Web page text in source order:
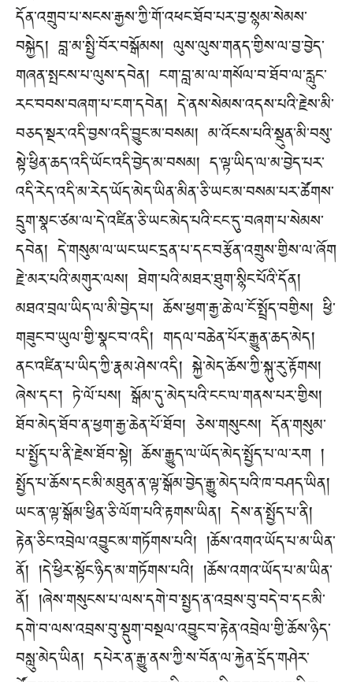
དོན་འགྲུབ་པ་སངས་རྒྱས་ཀྱི་གོ་འཕང་ཐོབ་པར་བྱ་སྙམ་སེམས་
བསྐྱེད། བླ་མ་སྤྱི་བོར་བསྒོམས། ལུས་ལུས་གནད་གྱིས་ལ་བྱ་བྱེད་
གཞན་སྤངས་པ་ལུས་དབེན། ངག་བླ་མ་ལ་གསོལ་བ་ཐོབ་ལ་རླུང་
རང་བབས་བཞག་པ་ངག་དབེན། དེ་ནས་སེམས་འདས་པའི་རྗེས་མི་
བཅད་སྔར་འདི་བྱས་འདི་བྱུང་མ་བསམ། མ་འོངས་པའི་སྔུན་མི་བསུ་
སྟེ་ཕྱིན་ཆད་འདི་ཡོང་འདི་བྱེད་མ་བསམ། ད་ལྟ་ཡིད་ལ་མ་བྱེད་པར་
འདི་རེད་འདི་མ་རེད་ཡོད་མེད་ཡིན་མིན་ཅི་ཡང་མ་བསམ་པར་ཚོགས་
དྲུག་སྣང་ཙམ་ལ་དེ་འཛིན་ཅི་ཡང་མེད་པའི་ངང་དུ་བཞག་པ་སེམས་
དབེན། དེ་གསུམ་ལ་ཡང་ཡང་དྲན་པ་དང་བརྩོན་འགྲུས་གྱིས་ལ་ཞོག
རྗེ་མར་པའི་མགུར་ལས། ཐེག་པའི་མཐར་ཐུག་སྙིང་པོའི་དོན།
མཐའ་བྲལ་ཡིད་ལ་མི་བྱེད་པ། ཆོས་ཕྱག་རྒྱ་ཆེ་ལ་ངོ་སྤྲོད་བགྱིས། ཕྱི་
གཟུང་བ་ཡུལ་གྱི་སྣང་བ་འདི། གདལ་བཆེན་པོར་རྒྱུན་ཆད་མེད།
ནང་འཛིན་པ་ཡིད་ཀྱི་རྣམ་ཤེས་འདི། སྐྱེ་མེད་ཆོས་ཀྱི་སྐུ་རུ་རྟོགས།
ཞེས་དང་། ཏེ་ལོ་པས། སྒོམ་དུ་མེད་པའི་ངང་ལ་གནས་པར་གྱིས།
ཐོབ་མེད་ཐོབ་ན་ཕྱག་རྒྱ་ཆེན་པོ་ཐོབ། ཅེས་གསུངས། དོན་གསུམ་
པ་སྤྱོད་པ་ནི་རྗེས་ཐོབ་སྟེ། ཆོས་རྒྱུད་ལ་ཡོད་མེད་སྤྱོད་པ་ལ་རག །
སྤྱོད་པ་ཆོས་དང་མི་མཐུན་ན་ལྟ་སྒོམ་བྱེད་རྒྱུ་མེད་པའི་ཁ་བཤད་ཡིན།
ཡང་ན་ལྟ་སྒོམ་ཕྱིན་ཅི་ལོག་པའི་རྟགས་ཡིན། དེས་ན་སྤྱོད་པ་ནི།
རྟེན་ཅིང་འབྲེལ་འབྱུང་མ་གཏོགས་པའི། །ཆོས་འགའ་ཡོད་པ་མ་ཡིན་
ནོ། །དེ་ཕྱིར་སྟོང་ཉིད་མ་གཏོགས་པའི། །ཆོས་འགའ་ཡོད་པ་མ་ཡིན་
ནོ། །ཞེས་གསུངས་པ་ལས་དགེ་བ་སྤྱད་ན་འབྲས་བུ་བདེ་བ་དང་མི་
དགེ་བ་ལས་འབྲས་བུ་སྡུག་བསྔལ་འབྱུང་བ་རྟེན་འབྲེལ་གྱི་ཆོས་ཉིད་
བསླུ་མེད་ཡིན། དཔེར་ན་རྒྱུ་ནས་ཀྱི་ས་བོན་ལ་རྐྱེན་དྲོད་གཤེར་